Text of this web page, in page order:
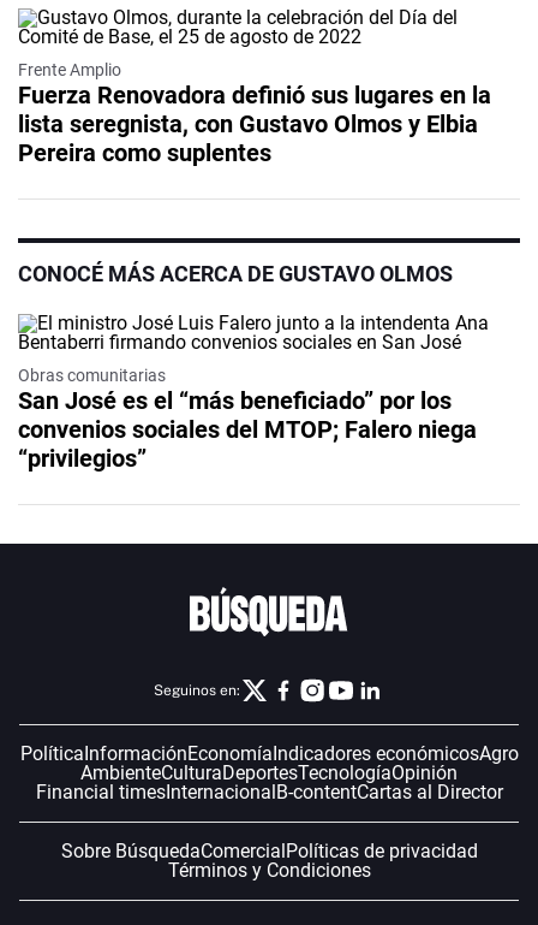
Frente Amplio
Fuerza Renovadora definió sus lugares en la
lista seregnista, con Gustavo Olmos y Elbia
Pereira como suplentes
CONOCÉ MÁS ACERCA DE GUSTAVO OLMOS
Obras comunitarias
San José es el “más beneficiado” por los
convenios sociales del MTOP; Falero niega
“privilegios”
Seguinos en:
Política InformaciónEconomía Indicadores económicosAgro
AmbienteCulturaDeportesTecnologíaOpinión
Financial timesInternacional B-contentCartas al Director
Sobre BúsquedaComercial Políticas de privacidad
Términos y Condiciones